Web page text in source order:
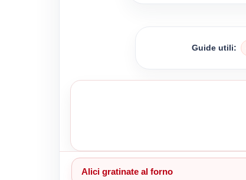
Guide utili:
Alici gratinate al forno